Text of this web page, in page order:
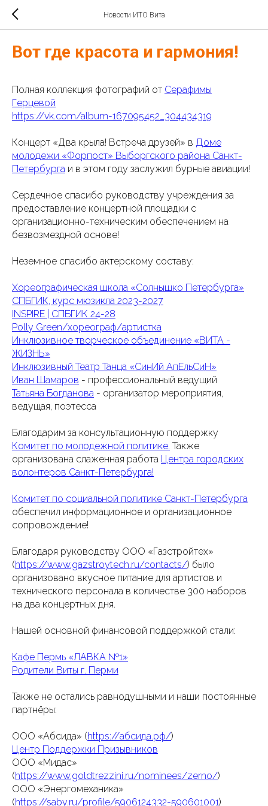
Новости ИТО Вита
Вот где красота и гармония!
Полная коллекция фотографий от Серафимы
Герцевой
https://vk.com/album-167095452_304434319
Концерт «Два крыла! Встреча друзей» в Доме
молодежи «Форпост» Выборгского района Санкт-
Петербурга и в этом году заслужил бурные авиации!
Сердечное спасибо руководству учреждения за
предоставление концертной площадки с
организационно-техническим обеспечением на
безвозмездной основе!
Неземное спасибо актерскому составу:
Хореографическая школа «Солнышко Петербурга»
СПБГИК, курс мюзикла 2023-2027
INSPIRE | СПБГИК 24-28
Polly Green/хореограф/артистка
Инклюзивное творческое объединение «ВИТА -
ЖИЗНЬ»
Инклюзивный Театр Танца «СинИй АпЕльСиН»
Иван Шамаров - профессиональный ведущий
Татьяна Богданова - организатор мероприятия,
ведущая, поэтесса
Благодарим за консультационную поддержку
Комитет по молодежной политике. Также
организована слаженная работа Центра городских
волонтеров Санкт-Петербурга!
Комитет по социальной политике Санкт-Петербурга
обеспечил информационное и организационное
сопровождение!
Благодаря руководству ООО «Газстройтех»
(https://www.gazstroytech.ru/contacts/) было
организовано вкусное питание для артистов и
технического персонала в количестве 300 наборов
на два концертных дня.
Нашей основной финансовой поддержкой стали:
Кафе Пермь «ЛАВКА №1»
Родители Виты г. Перми
Также не остались равнодушными и наши постоянные
партнёры:
ООО «Абсида» (https://абсида.рф/)
Центр Поддержки Призывников
ООО «Мидас»
(https://www.goldtrezzini.ru/nominees/zerno/)
ООО «Энергомеханика»
(https://saby.ru/profile/5906124332-590601001)